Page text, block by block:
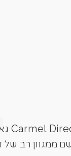
ממגוון רב של